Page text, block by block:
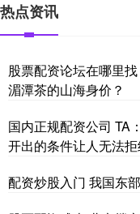
热点资讯
股票配资论坛在哪里
湄潭茶的山海身价？
国内正规配资公司 TA
开出的条件让人无法
配资炒股入门 我国东